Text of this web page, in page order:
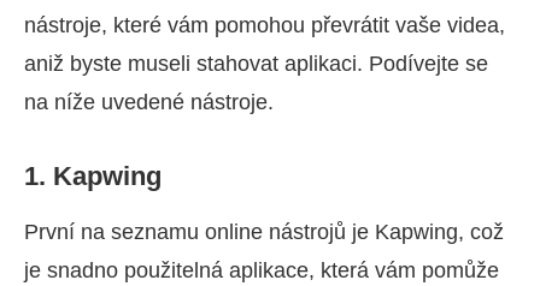
nástroje, které vám pomohou převrátit vaše videa,
aniž byste museli stahovat aplikaci. Podívejte se
na níže uvedené nástroje.
1. Kapwing
První na seznamu online nástrojů je Kapwing, což
je snadno použitelná aplikace, která vám pomůže